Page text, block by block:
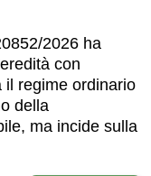
2026 ha
con
il regime ordinario
della
ma incide sulla